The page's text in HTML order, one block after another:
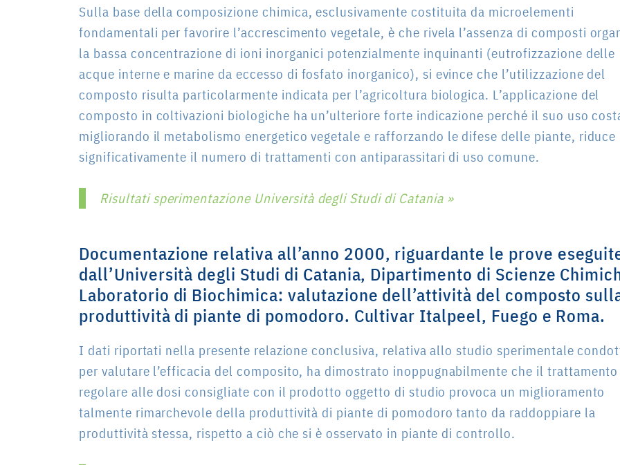
Sulla base della composizione chimica, esclusivamente costituita da microelementi
fondamentali per favorire l’accrescimento vegetale, è che rivela l’assenza di composti
la bassa concentrazione di ioni inorganici potenzialmente inquinanti (eutrofizzazione delle
acque interne e marine da eccesso di fosfato inorganico), si evince che l’utilizzazione del
composto risulta particolarmente indicata per l’agricoltura biologica. L’applicazione del
composto in coltivazioni biologiche ha un’ulteriore forte indicazione perché il suo uso
migliorando il metabolismo energetico vegetale e rafforzando le difese delle piante, riduce
significativamente il numero di trattamenti con antiparassitari di uso comune.
Risultati sperimentazione Università degli Studi di Catania »
Documentazione relativa all’anno 2000, riguardante le prove
dall’Università degli Studi di Catania, Dipartimento di Scienze
Laboratorio di Biochimica: valutazione dell’attività del composto
produttività di piante di pomodoro. Cultivar Italpeel, Fuego e Roma.
I dati riportati nella presente relazione conclusiva, relativa allo studio sperimentale
per valutare l’efficacia del composito, ha dimostrato inoppugnabilmente che il trattamento
regolare alle dosi consigliate con il prodotto oggetto di studio provoca un miglioramento
talmente rimarchevole della produttività di piante di pomodoro tanto da raddoppiare la
produttività stessa, rispetto a ciò che si è osservato in piante di controllo.